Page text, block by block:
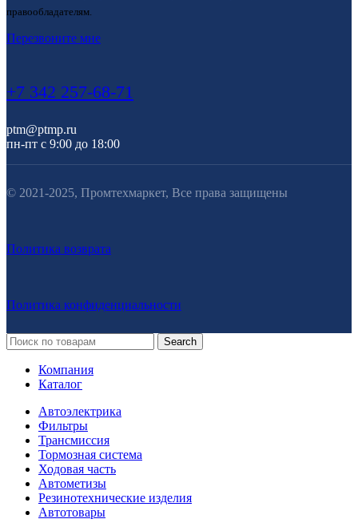
правообладателям.
Перезвоните мне
+7 342 257-68-71
ptm@ptmp.ru
пн-пт с 9:00 до 18:00
© 2021-2025, Промтехмаркет, Все права защищены
Политика возврата
Политика конфиденциальности
Search
Компания
Каталог
Автоэлектрика
Фильтры
Трансмиссия
Тормозная система
Ходовая часть
Автометизы
Резинотехнические изделия
Автотовары